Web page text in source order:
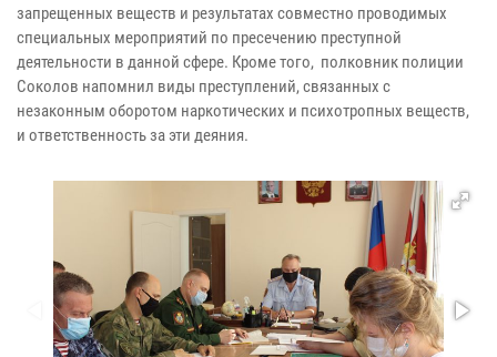
запрещенных веществ и результатах совместно проводимых
специальных мероприятий по пресечению преступной
деятельности в данной сфере. Кроме того, полковник полиции
Соколов напомнил виды преступлений, связанных с
незаконным оборотом наркотических и психотропных веществ,
и ответственность за эти деяния.